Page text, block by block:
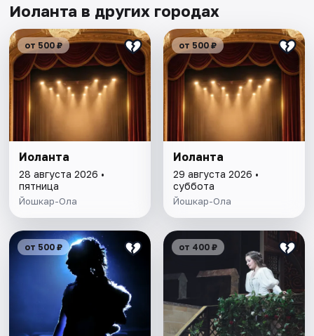
Иоланта в других городах
от 500 ₽
Иоланта
28 августа 2026 •
пятница
Йошкар-Ола
от 500 ₽
Иоланта
29 августа 2026 •
суббота
Йошкар-Ола
от 500 ₽ от 400 ₽